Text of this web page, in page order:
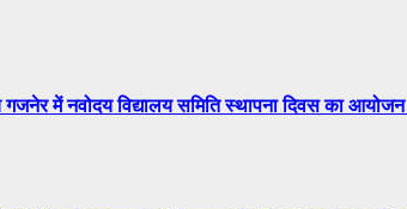
गजनेर में नवोदय विद्यालय समिति स्थापना दिवस का आयोजन